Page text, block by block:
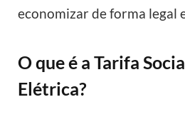
economizar de forma legal
O que é a Tarifa
Elétrica?